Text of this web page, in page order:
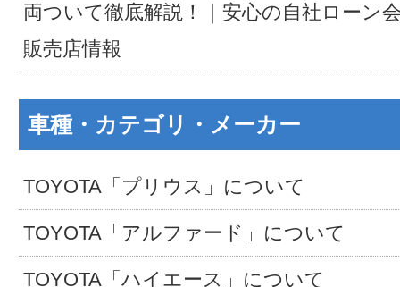
両ついて徹底解説！｜安心の自社ローン
販売店情報
車種・カテゴリ・メーカー
TOYOTA「プリウス」について
TOYOTA「アルファード」について
TOYOTA「ハイエース」について